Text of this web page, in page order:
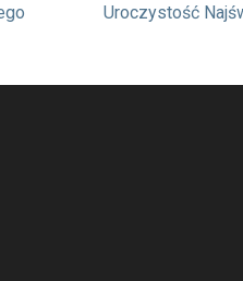
Uroczystość